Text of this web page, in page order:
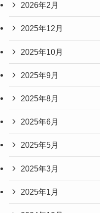
2026年2月
2025年12月
2025年10月
2025年9月
2025年8月
2025年6月
2025年5月
2025年3月
2025年1月